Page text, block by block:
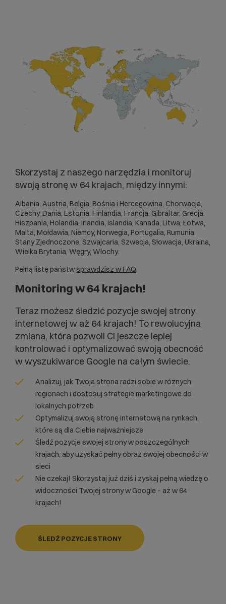
Skorzystaj z naszego narzędzia i monitoruj
swoją stronę w 64 krajach, między innymi:
Albania, Austria, Belgia, Bośnia i Hercegowina, Chorwacja,
Czechy, Dania, Estonia, Finlandia, Francja, Gibraltar, Grecja,
Hiszpania, Holandia, Irlandia, Islandia, Kanada, Litwa, Łotwa,
Malta, Mołdawia, Niemcy, Norwegia, Portugalia, Rumunia,
Stany Zjednoczone, Szwajcaria, Szwecja, Słowacja, Ukraina,
Wielka Brytania, Węgry, Włochy.
Pełną listę państwsprawdzisz w FAQ.
Monitoring w 64 krajach!
Teraz możesz śledzić pozycje swojej strony
internetowej w aż 64 krajach! To rewolucyjna
zmiana, która pozwoli Ci jeszcze lepiej
kontrolować i optymalizować swoją obecność
w wyszukiwarce Google na całym świecie.
Analizuj, jak Twoja strona radzi sobie w różnych
regionach i dostosuj strategie marketingowe do
lokalnych potrzeb
Optymalizuj swoją stronę internetową na rynkach,
które są dla Ciebie najważniejsze
Śledź pozycje swojej strony w poszczególnych
krajach, aby uzyskać pełny obraz swojej obecności w
sieci
Nie czekaj! Skorzystaj już dziś i zyskaj pełną wiedzę o
widoczności Twojej strony w Google – aż w 64
krajach!
ŚLEDŹ POZYCJE STRONY